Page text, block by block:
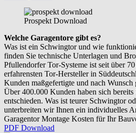
Prospekt Download
Welche Garagentore gibt es?
Was ist ein Schwingtor und wie
finden Sie technische Unterlagen und
Pfullendorfer Tor-Systeme ist seit über
erfahrensten Tor-Hersteller in
Kunden maßgefertigte und nach Wunsch
Über 400.000 Kunden haben sich
entschieden. Was ist teurer Schwingtor
unterbreiten wir Ihnen ein individuelles
Garagentor Montage Kosten für Ihr
PDF Download